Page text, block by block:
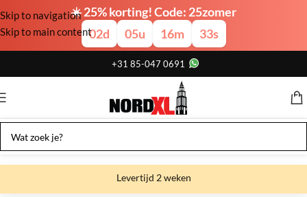
☀️ 25% korting! Code: 25zomer
02d 05u 16m 32s
Skip to navigation
Skip to main content
+31 85-047 0691
Levertijd 2 weken